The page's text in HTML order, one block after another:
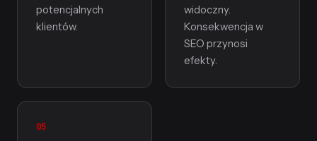
potencjalnych
klientów.
widoczny.
Konsekwencja w
SEO przynosi
efekty.
05